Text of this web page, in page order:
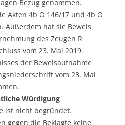
Bezug genommen.
Akten 4b O 146/17 und 4b O
Außerdem hat sie Beweis
des Zeugen R
vom 23. Mai 2019.
der Beweisaufnahme
vom 23. Mai
Würdigung
ist nicht begründet.
gegen die Beklagte keine